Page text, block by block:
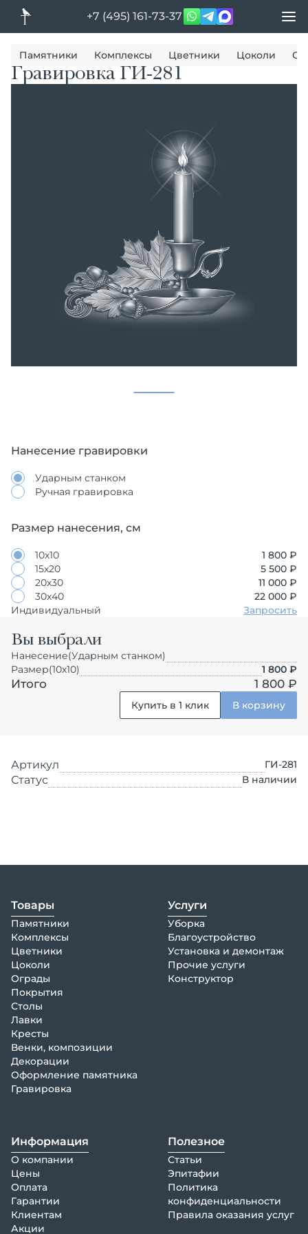
+7 (495) 161-73-37
Памятники Комплексы Цветники Цоколи
Гравировка ГИ-281
Нанесение гравировки
Ударным станком
Ручная гравировка
Размер нанесения, см
10х10
1 800 ₽
15х20
5 500 ₽
20х30
11 000 ₽
30х40
22 000 ₽
Индивидуальный
Запросить
Вы выбрали
Нанесение(Ударным станком)
Размер(10х10) 1 800 ₽
Итого 1 800 ₽
Купить в 1 клик В корзину
Артикул ГИ-281
Статус В наличии
Товары
Памятники
Комплексы
Цветники
Цоколи
Ограды
Покрытия
Столы
Лавки
Кресты
Венки, композиции
Декорации
Оформление памятника
Гравировка
Услуги
Уборка
Благоустройство
Установка и демонтаж
Прочие услуги
Конструктор
Информация
О компании
Цены
Оплата
Гарантии
Клиентам
Акции
Полезное
Статьи
Эпитафии
Политика
конфиденциальности
Правила оказания услуг